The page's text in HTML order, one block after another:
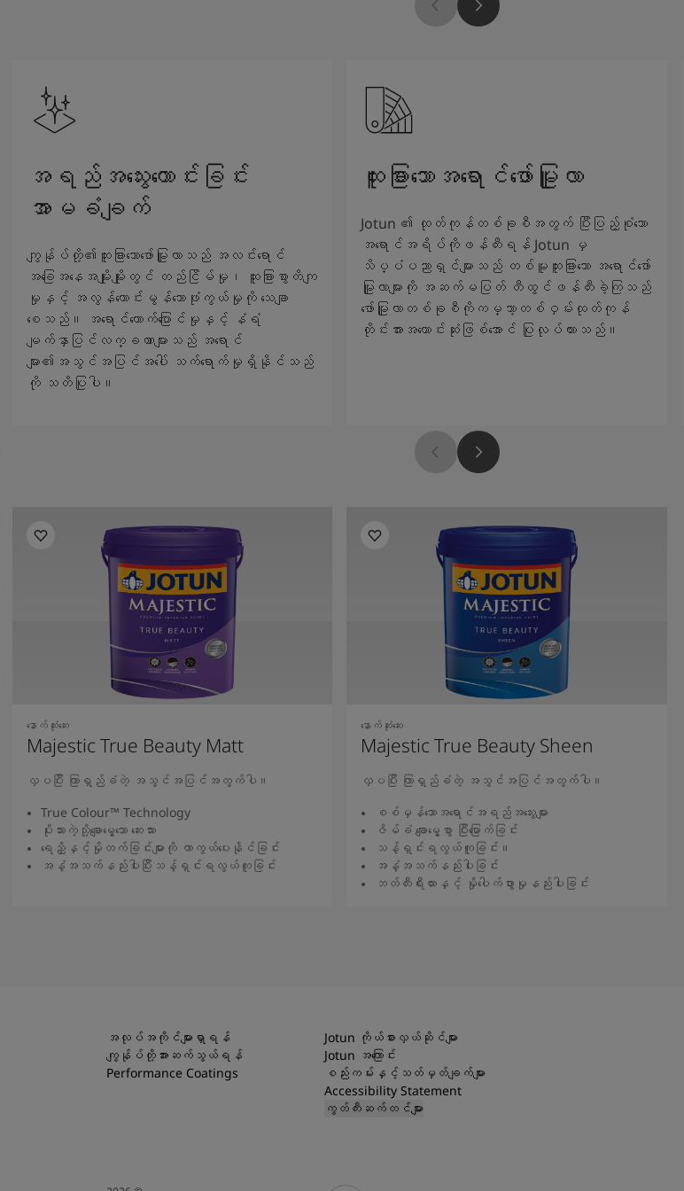
အရည်အသွေးကောင်းခြင်း
အာမခံချက်
ကျွန်ုပ်တို့၏ထူးခြားသောဖော်မြူလာသည် အလင်းရောင်
အခြေအနေအမျိုးမျိုးတွင် တည်ငြိမ်မှု၊ ထူးခြားစွာတိကျ
မှုနှင့် အလွန်ကောင်းမွန်သောဖုံးကွယ်မှုကို သေချာ
စေသည်။ အရောင်တောက်ပြောင်မှုနှင့် နံရံ
မျက်နှာပြင်လက္ခဏာများသည် အရောင်
များ၏အသွင်အပြင်အပေါ် သက်ရောက်မှုရှိနိုင်သည်
ကို သတိပြုပါ။
ထူးခြားသောအရောင်ဖော်မြူလာ
Jotun ၏ ထုတ်ကုန်တစ်ခုစီအတွက် ပြီးပြည့်စုံသော
အရောင်အရိပ်ကိုဖန်တီးရန် Jotun မှ
သိပ္ပံပညာရှင်များသည် တစ်မူထူးခြားသော အရောင်ဖော်
မြူလာများကို အဆက်မပြတ် တီထွင်ဖန်တီးခဲ့ကြသည်
ဖော်မြူလာတစ်ခုစီကိုကမ္ဘာ့တစ်ဝှမ်းထုတ်ကုန်
တိုင်းအားအကောင်းဆုံးဖြစ်အောင် ပြုလုပ်ထားသည်။
နောက်ဆုံးဆေး
Majestic True Beauty Matt
လှပပြီး ကြာရှည်ခံတဲ့ အသွင်အပြင်အတွက်ပါ။
True Colour™ Technology
ပိုးသားကဲ့သို့ချောမွေ့သော ဆေးသား
ရေညှိနှင့်မှိုတက်ခြင်းများကို ကာကွယ်ပေးနိုင်ခြင်း
အနံ့အသက်နည်းပါးပြီးသန့်ရှင်းရလွယ်ကူခြင်း
နောက်ဆုံးဆေး
Majestic True Beauty Sheen
လှပပြီး ကြာရှည်ခံတဲ့ အသွင်အပြင်အတွက်ပါ။
စစ်မှန်သောအရောင်အရည်အသွေးများ
ဇိမ်ခံ ချောမွေ့စွာ ပြီးမြောက်ခြင်း
သန့်ရှင်းရလွယ်ကူခြင်း။
အနံ့အသက်နည်းပါးခြင်း
ဘတ်တီးရီးယားနှင့် မှိုပေါက်ဖွားမှုနည်းပါးခြင်း
အလုပ်အကိုင်များရှာရန်
ကျွန်ုပ်တို့အားဆက်သွယ်ရန်
Performance Coatings
Jotun ကိုယ်စားလှယ်ဆိုင်များ
Jotun အကြောင်း
စည်းကမ်းနှင့်သတ်မှတ်ချက်များ
Accessibility Statement
ကွတ်ကီးဆက်တင်များ